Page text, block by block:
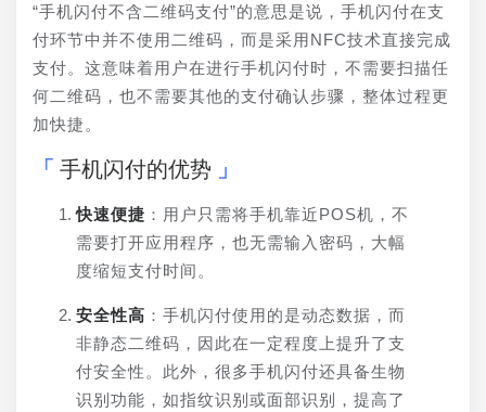
“手机闪付不含二维码支付”的意思是说，手机闪付在支
付环节中并不使用二维码，而是采用NFC技术直接完成
支付。这意味着用户在进行手机闪付时，不需要扫描任
何二维码，也不需要其他的支付确认步骤，整体过程更
加快捷。
手机闪付的优势
快速便捷 ：用户只需将手机靠近POS机，不
需要打开应用程序，也无需输入密码，大幅
度缩短支付时间。
安全性高 ：手机闪付使用的是动态数据，而
非静态二维码，因此在一定程度上提升了支
付安全性。此外，很多手机闪付还具备生物
识别功能，如指纹识别或面部识别，提高了